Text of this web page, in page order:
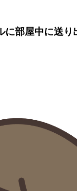
に部屋中に送